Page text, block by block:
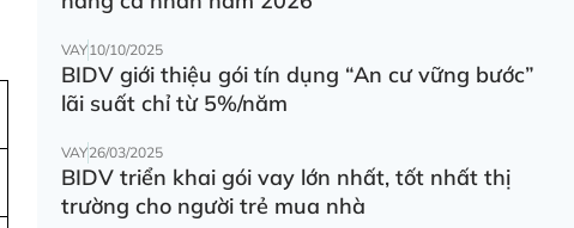
VAY10/10/2025
BIDV giới thiệu gói tín dụng “An cư vững bước”
lãi suất chỉ từ 5%/năm
VAY26/03/2025
BIDV triển khai gói vay lớn nhất, tốt nhất thị
trường cho người trẻ mua nhà